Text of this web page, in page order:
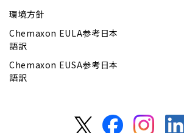
環境方針
Chemaxon EULA参考日本
語訳
Chemaxon EUSA参考日本
語訳